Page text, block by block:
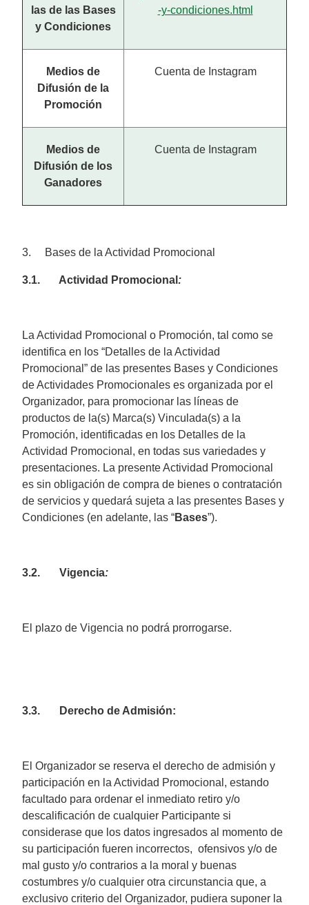
las de las Bases
y Condiciones
-y-condiciones.html
Medios de
Difusión de la
Promoción
Cuenta de Instagram
Medios de
Difusión de los
Ganadores
Cuenta de Instagram
3. Bases de la Actividad Promocional
3.1. Actividad Promocional :
La Actividad Promocional o Promoción, tal como se
identifica en los “Detalles de la Actividad
Promocional” de las presentes Bases y Condiciones
de Actividades Promocionales es organizada por el
Organizador, para promocionar las líneas de
productos de la(s) Marca(s) Vinculada(s) a la
Promoción, identificadas en los Detalles de la
Actividad Promocional, en todas sus variedades y
presentaciones. La presente Actividad Promocional
es sin obligación de compra de bienes o contratación
de servicios y quedará sujeta a las presentes Bases y
Condiciones (en adelante, las “Bases”).
3.2. Vigencia:
El plazo de Vigencia no podrá prorrogarse.
3.3. Derecho de Admisión:
El Organizador se reserva el derecho de admisión y
participación en la Actividad Promocional, estando
facultado para ordenar el inmediato retiro y/o
descalificación de cualquier Participante si
considerase que los datos ingresados al momento de
su participación fueren incorrectos, ofensivos y/o de
mal gusto y/o contrarios a la moral y buenas
costumbres y/o cualquier otra circunstancia que, a
exclusivo criterio del Organizador, pudiera suponer la